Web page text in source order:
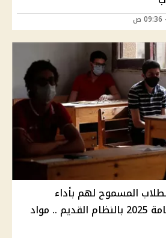
المسموح لهم بأداء
امتحانات الثانوية العامة 2025 بالنظام القديم .. مواد